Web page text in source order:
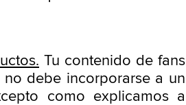
Tu contenido de fans
debe incorporarse a un
como explicamos a